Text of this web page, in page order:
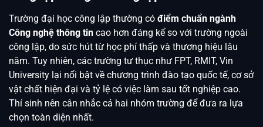
Trường đại học công lập thường có điểm chuẩn ngành
Công nghệ thông tin cao hơn đáng kể so với trường ngoài
công lập, do sức hút từ học phí thấp và thương hiệu lâu
năm. Tuy nhiên, các trường tư thục như FPT, RMIT, Vin
University lại nổi bật về chương trình đào tạo quốc tế, cơ sở
vật chất hiện đại và tỷ lệ có việc làm sau tốt nghiệp cao.
Thí sinh nên cân nhắc cả hai nhóm trường để đưa ra lựa
chọn toàn diện nhất.